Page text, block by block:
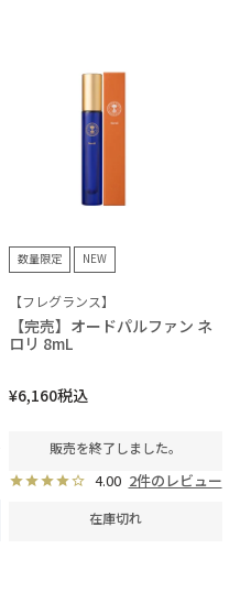
数量限定 NEW
【フレグランス】
【完売】オードパルファン ネ
ロリ 8mL
¥6,160税込
販売を終了しました。
4.00 2件のレビュー
在庫切れ